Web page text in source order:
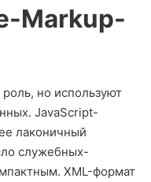
Markup-
но используют
JavaScript-
лаконичный
служебных-
XML-формат